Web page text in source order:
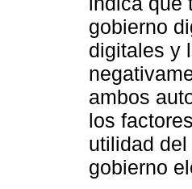
gobierno
digitales y
ambos
los
utilidad
gobierno